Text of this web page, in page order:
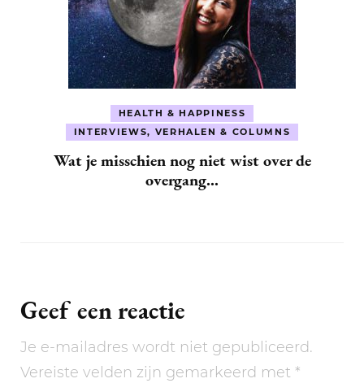
HEALTH & HAPPINESS
INTERVIEWS, VERHALEN & COLUMNS
Wat je misschien nog niet wist over de
overgang…
Geef een reactie
Je e-mailadres wordt niet gepubliceerd.
Vereiste velden zijn gemarkeerd met *